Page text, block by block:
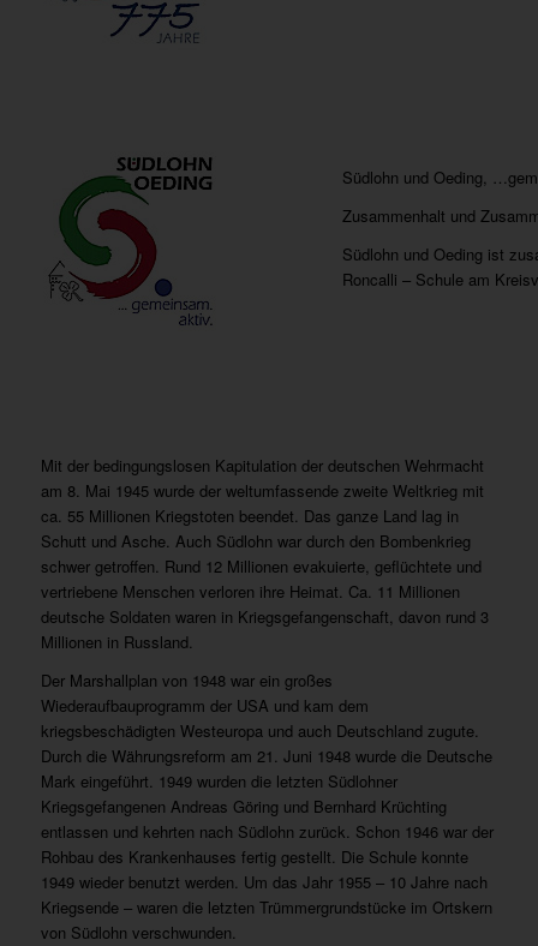
Südlohn und Oeding,
Zusammenhalt und
Südlohn und Oeding ist
Roncalli – Schule am
Mit der bedingungslosen Kapitulation der deutschen Wehrmacht
am 8. Mai 1945 wurde der weltumfassende zweite Weltkrieg mit
ca. 55 Millionen Kriegstoten beendet. Das ganze Land lag in
Schutt und Asche. Auch Südlohn war durch den Bombenkrieg
schwer getroffen. Rund 12 Millionen evakuierte, geflüchtete und
vertriebene Menschen verloren ihre Heimat. Ca. 11 Millionen
deutsche Soldaten waren in Kriegsgefangenschaft, davon rund 3
Millionen in Russland.
Der Marshallplan von 1948 war ein großes
Wiederaufbauprogramm der USA und kam dem
kriegsbeschädigten Westeuropa und auch Deutschland zugute.
Durch die Währungsreform am 21. Juni 1948 wurde die Deutsche
Mark eingeführt. 1949 wurden die letzten Südlohner
Kriegsgefangenen Andreas Göring und Bernhard Krüchting
entlassen und kehrten nach Südlohn zurück. Schon 1946 war der
Rohbau des Krankenhauses fertig gestellt. Die Schule konnte
1949 wieder benutzt werden. Um das Jahr 1955 – 10 Jahre nach
Kriegsende – waren die letzten Trümmergrundstücke im Ortskern
von Südlohn verschwunden.